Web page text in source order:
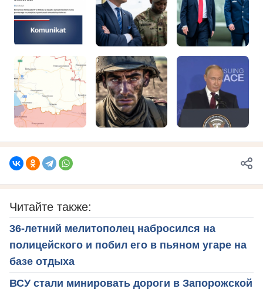
Читайте также:
36-летний мелитополец набросился на
полицейского и побил его в пьяном угаре на
базе отдыха
ВСУ стали минировать дороги в Запорожской